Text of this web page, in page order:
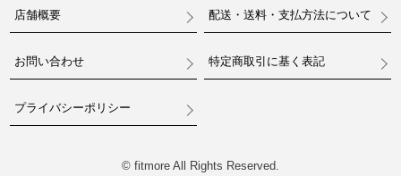
店舗概要 配送・送料・支払方法について
お問い合わせ 特定商取引に基く表記
プライバシーポリシー
© fitmore All Rights Reserved.